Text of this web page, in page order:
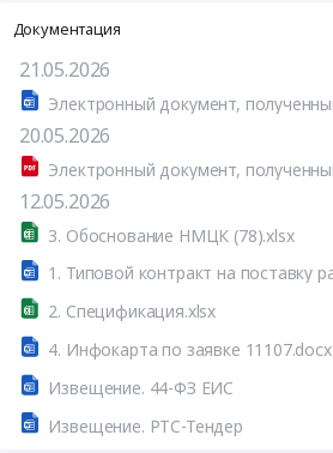
Документация
21.05.2026
20.05.2026
12.05.2026
3. Обоснование НМЦК (78).xlsx
2. Спецификация.xlsx
4. Инфокарта по заявке 11107.docx
Извещение. 44-ФЗ ЕИС
Извещение. РТС-Тендер